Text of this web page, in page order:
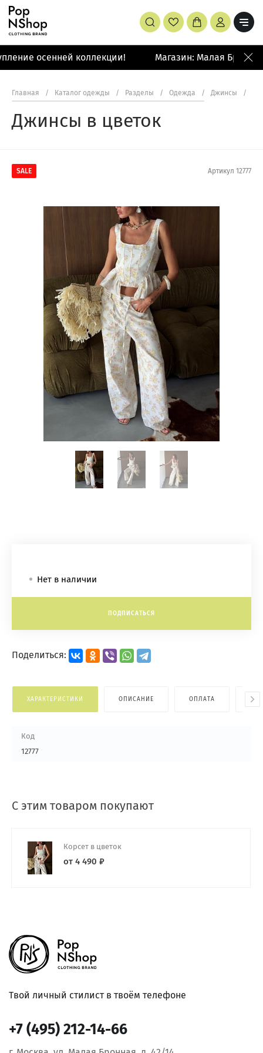
осенней коллекции! Магазин: Малая
Главная / Каталог одежды / Разделы / Одежда / Джинсы /
Джинсы в цветок
SALE Артикул 12777
Нет в наличии
ПОДПИСАТЬСЯ
Поделиться:
ХАРАКТЕРИСТИКИ ОПИСАНИЕ ОПЛАТА
Код
12777
С этим товаром покупают
Корсет в цветок
от 4 490 ₽
Твой личный стилист в твоём телефоне
+7 (495) 212-14-66